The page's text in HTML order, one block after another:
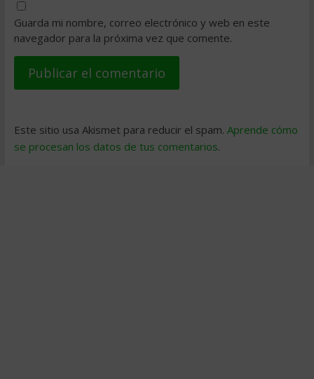
Guarda mi nombre, correo electrónico y web en este
navegador para la próxima vez que comente.
Este sitio usa Akismet para reducir el spam. Aprende cómo
se procesan los datos de tus comentarios.